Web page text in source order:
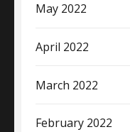
May 2022
April 2022
March 2022
February 2022